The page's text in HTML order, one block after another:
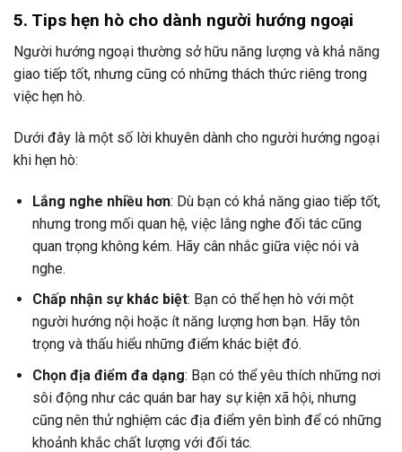
5. Tips hẹn hò cho dành người hướng ngoại
Người hướng ngoại thường sở hữu năng lượng và khả năng
giao tiếp tốt, nhưng cũng có những thách thức riêng trong
việc hẹn hò.
Dưới đây là một số lời khuyên dành cho người hướng ngoại
khi hẹn hò:
Lắng nghe nhiều hơn: Dù bạn có khả năng giao tiếp tốt,
nhưng trong mối quan hệ, việc lắng nghe đối tác cũng
quan trọng không kém. Hãy cân nhắc giữa việc nói và
nghe.
Chấp nhận sự khác biệt: Bạn có thể hẹn hò với một
người hướng nội hoặc ít năng lượng hơn bạn. Hãy tôn
trọng và thấu hiểu những điểm khác biệt đó.
Chọn địa điểm đa dạng: Bạn có thể yêu thích những nơi
sôi động như các quán bar hay sự kiện xã hội, nhưng
cũng nên thử nghiệm các địa điểm yên bình để có những
khoảnh khắc chất lượng với đối tác.